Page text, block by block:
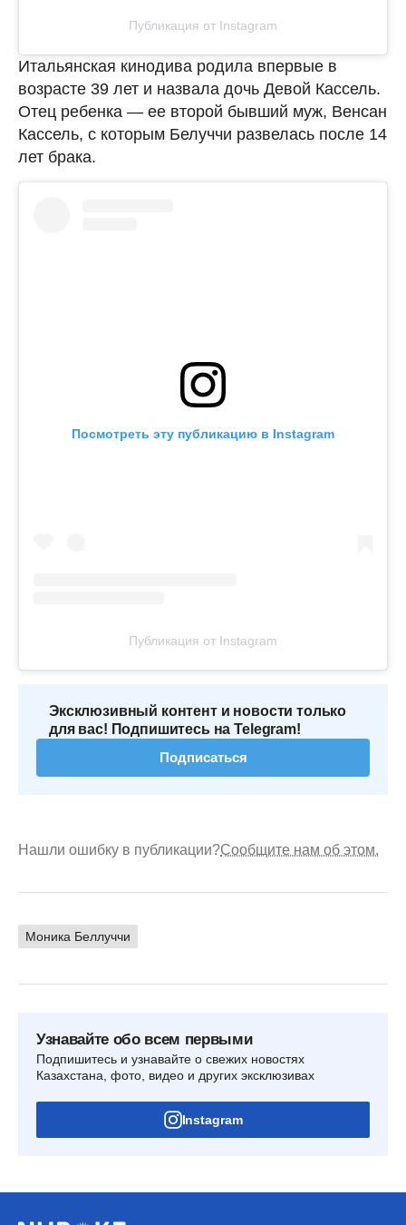
Публикация от Instagram
Итальянская кинодива родила впервые в
возрасте 39 лет и назвала дочь Девой Кассель.
Отец ребенка — ее второй бывший муж, Венсан
Кассель, с которым Белуччи развелась после 14
лет брака.
Посмотреть эту публикацию в Instagram
Публикация от Instagram
Эксклюзивный контент и новости только
для вас! Подпишитесь на Telegram!
Подписаться
Нашли ошибку в публикации?Сообщите нам об этом.
Моника Беллуччи
Узнавайте обо всем первыми
Подпишитесь и узнавайте о свежих новостях
Казахстана, фото, видео и других эксклюзивах
Instagram